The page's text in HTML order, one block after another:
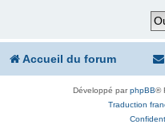
Accueil du forum
Développé parphpBB®
Traduction